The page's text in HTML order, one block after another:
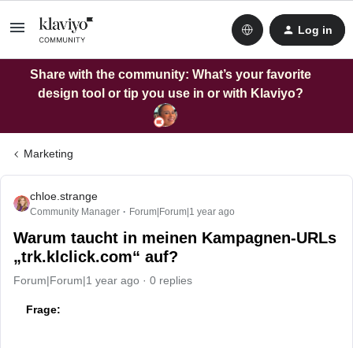
Log in
Share with the community: What’s your favorite
design tool or tip you use in or with Klaviyo?
Marketing
chloe.strange
Community Manager Forum|Forum|1 year ago
Warum taucht in meinen Kampagnen-URLs
„trk.klclick.com“ auf?
Forum|Forum|1 year ago 0 replies
Frage: